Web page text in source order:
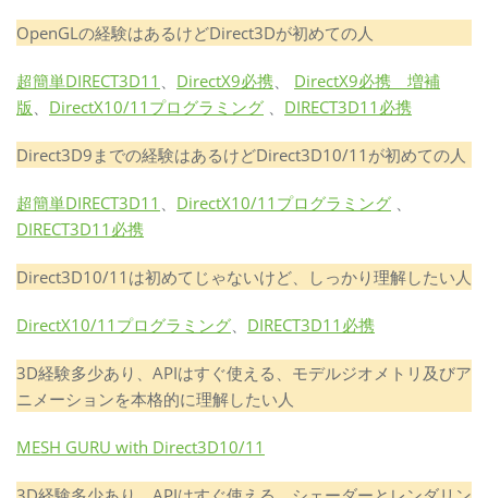
OpenGLの経験はあるけどDirect3Dが初めての人
超簡単DIRECT3D11 、 DirectX9必携、 DirectX9必携 増補
版、 DirectX10/11プログラミング 、 DIRECT3D11必携
Direct3D9までの経験はあるけどDirect3D10/11が初めての人
超簡単DIRECT3D11 、 DirectX10/11プログラミング 、
DIRECT3D11必携
Direct3D10/11は初めてじゃないけど、しっかり理解したい人
DirectX10/11プログラミング、 DIRECT3D11必携
3D経験多少あり、APIはすぐ使える、モデルジオメトリ及びア
ニメーションを本格的に理解したい人
MESH GURU with Direct3D10/11